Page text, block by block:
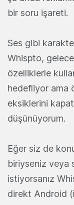
bir soru işareti.
Ses gibi
Whispto,
özelliklerle
hedefliyor ama
eksiklerini
düşünüyorum.
Eğer siz de
biriyseniz veya
istiyorsanız
direkt Android (